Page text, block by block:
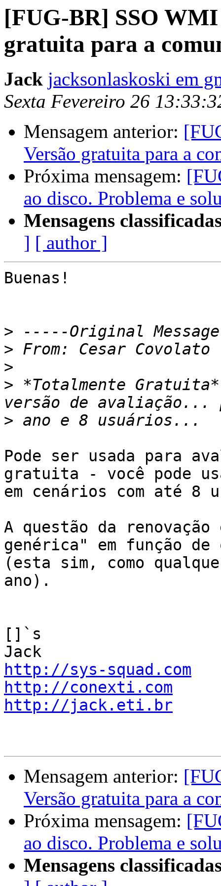
[FUG-BR] SSO WMI
gratuita para a
Jack jacksonlaskoski em
Sexta Fevereiro 26
Mensagem anterior:
Versão gratuita para a
Próxima mensagem:
ao disco. Problema e
Mensagens
] [ author ]
Buenas!
>
>
>
> *Totalmente Gratuita*
>
Pode ser usada para
gratuita - você pode
em cenários com até 8
A questão da
genérica" em função
(esta sim, como
ano).
[]`s
http://sys-squad.com
http://conexti.com
http://jack.eti.br
Mensagem anterior:
Versão gratuita para a
Próxima mensagem:
ao disco. Problema e
Mensagens